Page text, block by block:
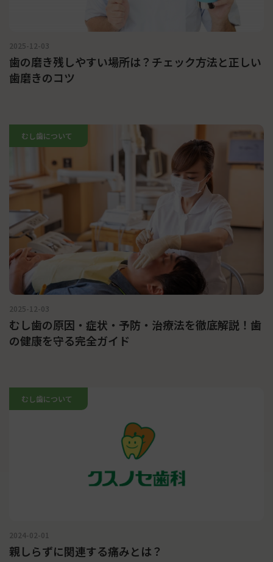
2025-12-03
歯の磨き残しやすい場所は？チェック方法と正しい
歯磨きのコツ
むし歯について
2025-12-03
むし歯の原因・症状・予防・治療法を徹底解説！歯
の健康を守る完全ガイド
むし歯について
2024-02-01
親しらずに関連する痛みとは？